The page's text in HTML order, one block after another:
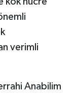
verimli
Anabilim